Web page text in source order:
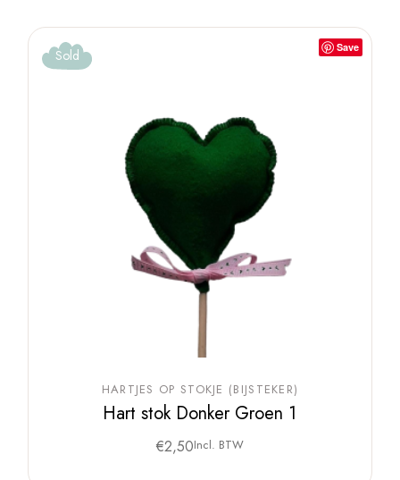
Save
Sold
HARTJES OP STOKJE (BIJSTEKER)
Hart stok Donker Groen 1
€2,50Incl. BTW